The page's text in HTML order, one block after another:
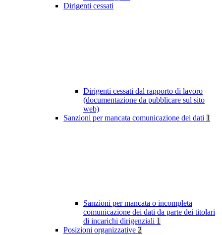
Dirigenti cessati
Dirigenti cessati dal rapporto di lavoro
(documentazione da pubblicare sul sito
web)
Sanzioni per mancata comunicazione dei dati 1
Sanzioni per mancata o incompleta
comunicazione dei dati da parte dei titolari
di incarichi dirigenziali 1
Posizioni organizzative 2